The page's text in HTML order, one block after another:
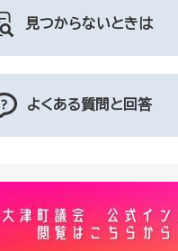
見つからないときは
よくある質問と回答